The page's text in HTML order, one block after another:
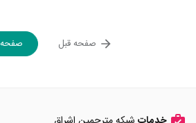
صفحه قبل صفحه